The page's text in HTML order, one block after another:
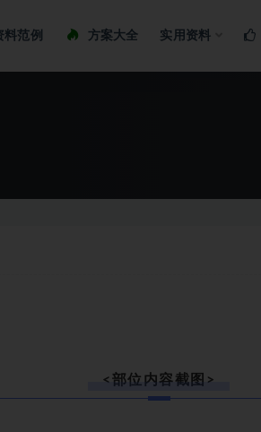
料范例 Loading…
方案大全 实用资料
<部位内容截图>